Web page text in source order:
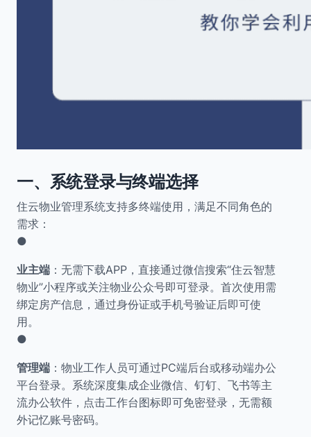
一、系统登录与终端选择
住云物业管理系统支持多终端使用，满足不同角色的
需求：
●
业主端 ：无需下载APP，直接通过微信搜索“住云智慧
物业”小程序或关注物业公众号即可登录。首次使用需
绑定房产信息，通过身份证或手机号验证后即可使
用。
●
管理端 ：物业工作人员可通过PC端后台或移动端办公
平台登录。系统深度集成企业微信、钉钉、飞书等主
流办公软件，点击工作台图标即可免密登录，无需额
外记忆账号密码。